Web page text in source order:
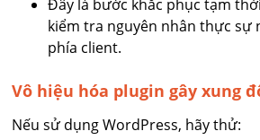
Đây là bước khắc phục tạm
kiểm tra nguyên nhân thực sự
phía client.
Vô hiệu hóa plugin gây xung
Nếu sử dụng WordPress, hãy thử: